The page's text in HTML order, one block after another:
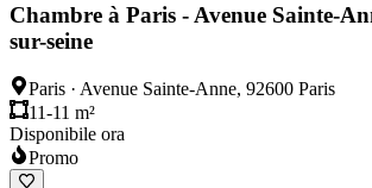
Chambre à Paris - Avenue Sainte-
sur-seine
Paris · Avenue Sainte-Anne, 92600 Paris
11-11 m²
Disponibile ora
Promo